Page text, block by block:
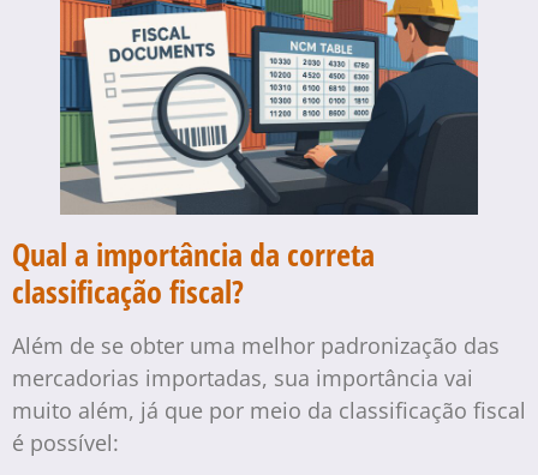
Qual a importância da correta
classificação fiscal?
Além de se obter uma melhor padronização das
mercadorias importadas, sua importância vai
muito além, já que por meio da classificação fiscal
é possível: